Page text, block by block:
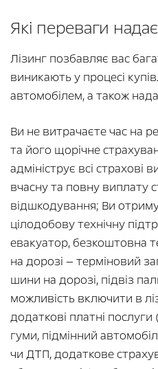
Які переваги
Лізинг позбавляє вас
виникають у процесі
автомобілем, а також
Ви не витрачаєте час на
та його щорічне
адмініструє всі страхові
вчасну та повну виплату
відшкодування; Ви
цілодобову технічну
евакуатор, безкоштовна
на дорозі — терміновий
шини на дорозі, підвіз
можливість включити в
додаткові платні послуги
гуми, підмінний
чи ДТП, додаткове